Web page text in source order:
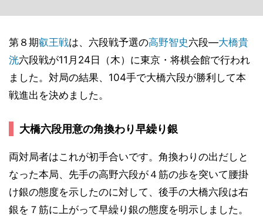
第８期叡王戦は、六段戦予選の高野智史六段―大橋貴
洸六段戦が11月24日（木）に東京・将棋会館で行われ
ました。対局の結果、104手で大橋六段が勝利して本
戦進出を決めました。
大橋六段用意の角換わり早繰り銀
両対局者はこれが初手合いです。角換わりの出だしと
なった本局、先手の高野六段が４筋の歩を突いて腰掛
け銀の態度を示したのに対して、後手の大橋六段は右
銀を７筋に上がって早繰り銀の態度を明示しました。